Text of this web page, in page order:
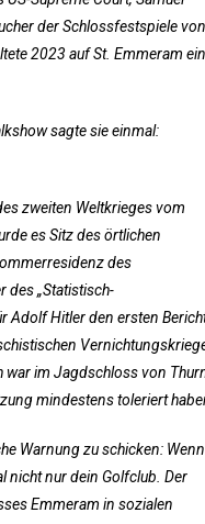
der Schlossfestspiele von
2023 auf St. Emmeram ein
sagte sie einmal:
zweiten Weltkrieges vom
es Sitz des örtlichen
des
des „Statistisch-
Adolf Hitler den ersten
war im Jagdschloss von
mindestens toleriert
Warnung zu schicken: Wenn
nicht nur dein Golfclub. Der
Emmeram in sozialen